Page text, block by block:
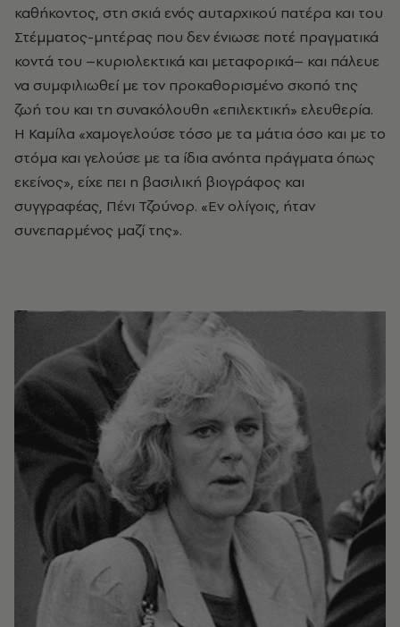
καθήκοντος, στη σκιά ενός αυταρχικού πατέρα και του
Στέμματος-μητέρας που δεν ένιωσε ποτέ πραγματικά
κοντά του –κυριολεκτικά και μεταφορικά– και πάλευε
να συμφιλιωθεί με τον προκαθορισμένο σκοπό της
ζωή του και τη συνακόλουθη «επιλεκτική» ελευθερία.
Η Καμίλα «χαμογελούσε τόσο με τα μάτια όσο και με το
στόμα και γελούσε με τα ίδια ανόητα πράγματα όπως
εκείνος», είχε πει η βασιλική βιογράφος και
συγγραφέας, Πένι Τζούνορ. «Εν ολίγοις, ήταν
συνεπαρμένος μαζί της».